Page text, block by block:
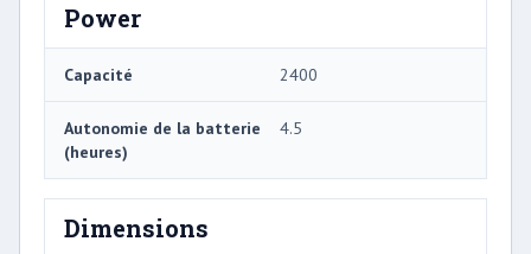
Power
Capacité 2400
Autonomie de la batterie
(heures)
4.5
Dimensions